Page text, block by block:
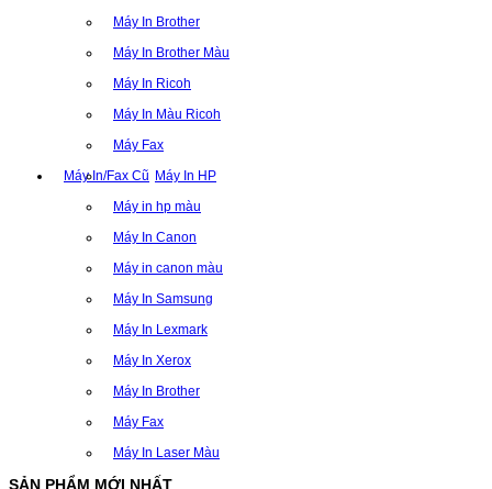
Máy In Brother
Máy In Brother Màu
Máy In Ricoh
Máy In Màu Ricoh
Máy Fax
Máy In/Fax Cũ Máy In HP
Máy in hp màu
Máy In Canon
Máy in canon màu
Máy In Samsung
Máy In Lexmark
Máy In Xerox
Máy In Brother
Máy Fax
Máy In Laser Màu
SẢN PHẨM MỚI NHẤT